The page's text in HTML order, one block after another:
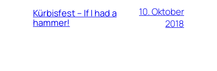
Kürbisfest – If I had a
hammer!
10. Oktober
2018